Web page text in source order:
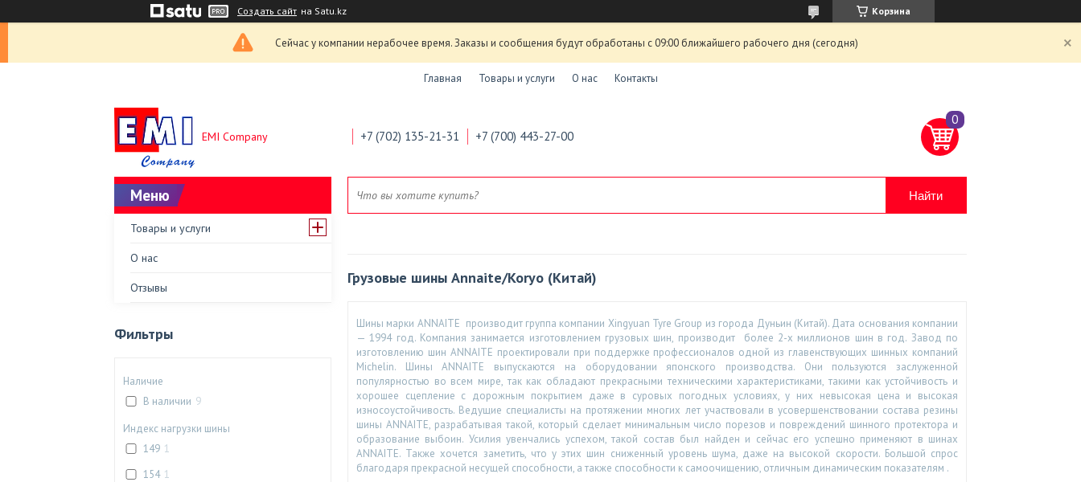
Создать сайт на Satu.kz Корзина
Сейчас у компании нерабочее время. Заказы и сообщения будут обработаны с 09:00 ближайшего рабочего дня (сегодня)
Главная Товары и услуги О нас Контакты
EMI Company +7 (702) 135-21-31 +7 (700) 443-27-00
Найти
Грузовые шины Annaite/Koryo (Китай)
Шины марки ANNAITE производит группа компании Xingyuan Tyre Group из города Дуньин (Китай). Дата основания компании
— 1994 год. Компания занимается изготовлением грузовых шин, производит более 2-х миллионов шин в год. Завод по
изготовлению шин ANNAITE проектировали при поддержке профессионалов одной из главенствующих шинных компаний
Michelin. Шины ANNAITE выпускаются на оборудовании японского производства. Они пользуются заслуженной
популярностью во всем мире, так как обладают прекрасными техническими характеристиками, такими как устойчивость и
хорошее сцепление с дорожным покрытием даже в суровых погодных условиях, у них невысокая цена и высокая
износоустойчивость. Ведущие специалисты на протяжении многих лет участвовали в усовершенствовании состава резины
шины ANNAITE, разрабатывая такой, который сделает минимальным число порезов и повреждений шинного протектора и
образование выбоин. Усилия увенчались успехом, такой состав был найден и сейчас его успешно применяют в шинах
ANNAITE. Также хочется заметить, что у этих шин сниженный уровень шума, даже на высокой скорости. Большой спрос
благодаря прекрасной несущей способности, а также способности к самоочищению, отличным динамическим показателям .
Товары и услуги
О нас
Отзывы
Фильтры
Наличие
В наличии 9
Индекс нагрузки шины
149 1
154 1